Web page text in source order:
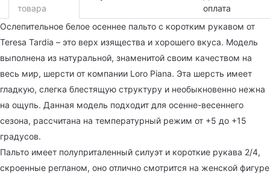
товара
оплата
Ослепительное белое осеннее пальто с коротким рукавом от
Teresa Tardia – это верх изящества и хорошего вкуса. Модель
выполнена из натуральной, знаменитой своим качеством на
весь мир, шерсти от компании Loro Piana. Эта шерсть имеет
гладкую, слегка блестящую структуру и необыкновенно нежна
на ощупь. Данная модель подходит для осенне-весеннего
сезона, рассчитана на температурный режим от +5 до +15
градусов.
Пальто имеет полуприталенный силуэт и короткие рукава 2/4,
скроенные регланом, оно отлично смотрится на женской фигуре